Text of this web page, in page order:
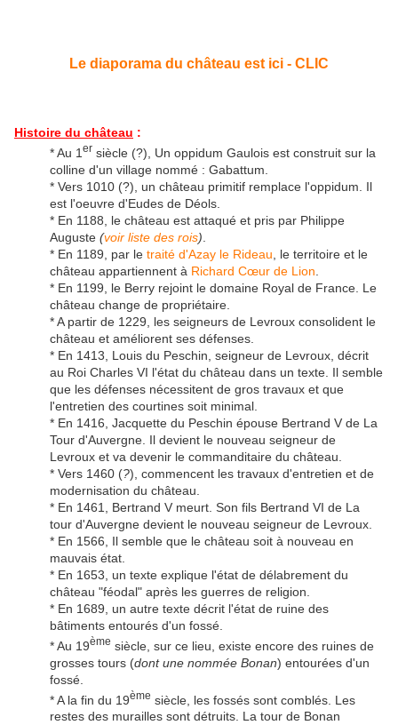
Le diaporama du château est ici - CLIC
Histoire du château :
* Au 1 er siècle (?), Un oppidum Gaulois est construit sur la
colline d'un village nommé : Gabattum.
* Vers 1010 (?), un château primitif remplace l'oppidum. Il
est l'oeuvre d'Eudes de Déols.
* En 1188, le château est attaqué et pris par Philippe
Auguste (voir liste des rois)
* En 1189, par le traité d'Azay le Rideau , le territoire et le
château appartiennent à Richard Cœur de Lion
* En 1199, le Berry rejoint le domaine Royal de France. Le
château change de propriétaire.
* A partir de 1229, les seigneurs de Levroux consolident le
château et améliorent ses défenses.
* En 1413, Louis du Peschin, seigneur de Levroux, décrit
au Roi Charles VI l'état du château dans un texte. Il semble
que les défenses nécessitent de gros travaux et que
l'entretien des courtines soit minimal.
* En 1416, Jacquette du Peschin épouse Bertrand V de La
Tour d'Auvergne. Il devient le nouveau seigneur de
Levroux et va devenir le commanditaire du château.
* Vers 1460 (?), commencent les travaux d'entretien et de
modernisation du château.
* En 1461, Bertrand V meurt. Son fils Bertrand VI de La
tour d'Auvergne devient le nouveau seigneur de Levroux.
* En 1566, Il semble que le château soit à nouveau en
mauvais état.
* En 1653, un texte explique l'état de délabrement du
château "féodal" après les guerres de religion.
* En 1689, un autre texte décrit l'état de ruine des
bâtiments entourés d'un fossé.
* Au 19ème siècle, sur ce lieu, existe encore des ruines de
grosses tours (dont une nommée Bonan) entourées d'un
fossé.
* A la fin du 19ème siècle, les fossés sont comblés. Les
restes des murailles sont détruits. La tour de Bonan